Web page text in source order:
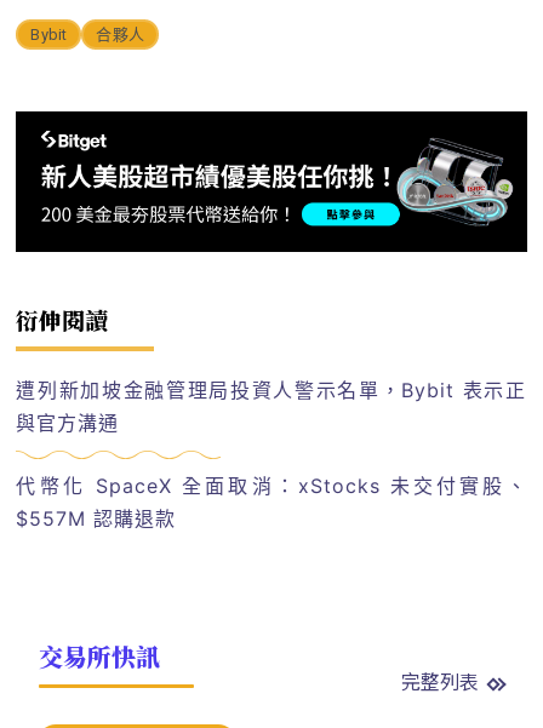
Bybit 合夥人
衍伸閱讀
遭列新加坡金融管理局投資人警示名單，Bybit 表示正
與官方溝通
代幣化 SpaceX 全面取消：xStocks 未交付實股、
$557M 認購退款
交易所快訊
完整列表